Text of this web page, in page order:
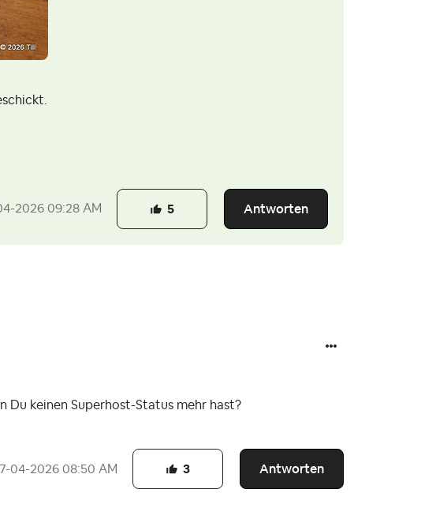
2026 09:28 AM Antworten
5
Du keinen Superhost-Status mehr hast?
04-2026 08:50 AM Antworten
3